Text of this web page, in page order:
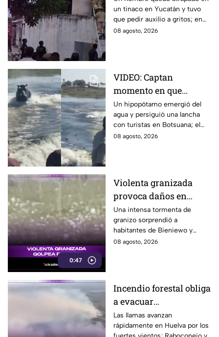
dos horas en Yucatán;
así lo encontraron
un tinaco en Yucatán y tuvo
que pedir auxilio a gritos; en
redes aseguran que intentaba
08 agosto, 2026
VIDEO: Captan
momento en que
hipopótamo sale del
agua para perseguir a
turistas en lancha
Un hipopótamo emergió del
agua y persiguió una lancha
con turistas en Botsuana; el
guía aceleró a tiempo para
08 agosto, 2026
0:47
Violenta granizada
provoca daños en
vehículos en Polonia
Una intensa tormenta de
granizo sorprendió a
habitantes de Bieniewo y
provocó daños en los cristales
08 agosto, 2026
Incendio forestal obliga
a evacuar
comunidades en
Huelva
Las llamas avanzan
rápidamente en Huelva por los